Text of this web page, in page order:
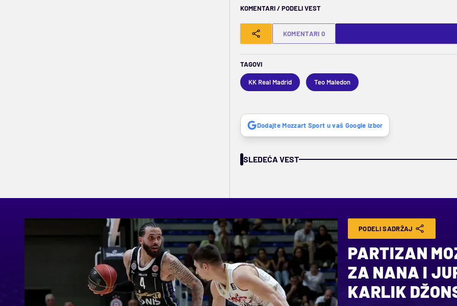
KOMENTARI / PODELI VEST
KOMENTARI 0
TAGOVI
KK Real Madrid Teo Maledon
Dodajte Mozzart Sport u vaš Google izbor
SLEDEĆA VEST
PODELI SADRŽAJ
PARTIZAN
ZA NANA I
KARLIK